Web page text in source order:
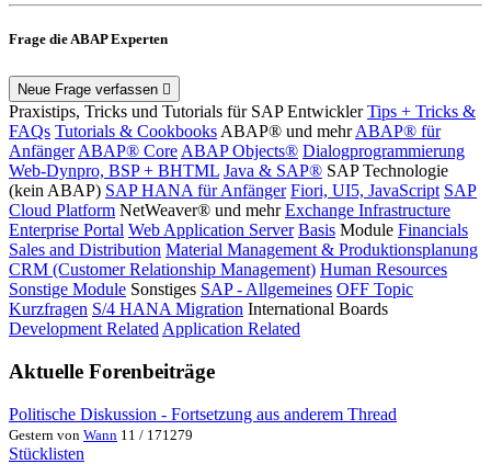
Frage die ABAP Experten
Neue Frage verfassen
Praxistips, Tricks und Tutorials für SAP Entwickler Tips + Tricks &
FAQs Tutorials & CookbooksABAP® und mehrABAP® für
AnfängerABAP® CoreABAP Objects® Dialogprogrammierung
Web-Dynpro, BSP + BHTML Java & SAP® SAP Technologie
(kein ABAP) SAP HANA für Anfänger Fiori, UI5, JavaScript SAP
Cloud Platform NetWeaver® und mehr Exchange Infrastructure
Enterprise Portal Web Application Server Basis Module Financials
Sales and Distribution Material Management & Produktionsplanung
CRM (Customer Relationship Management) Human Resources
Sonstige Module Sonstiges SAP - Allgemeines OFF Topic
Kurzfragen S/4 HANA Migration International Boards
Development RelatedApplication Related
Aktuelle Forenbeiträge
Politische Diskussion - Fortsetzung aus anderem Thread
Gestern von Wann 11 / 171279
Stücklisten